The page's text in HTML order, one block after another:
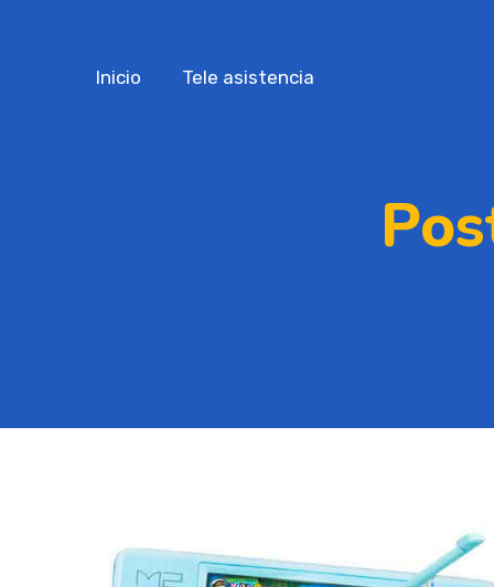
Inicio Tele asistencia